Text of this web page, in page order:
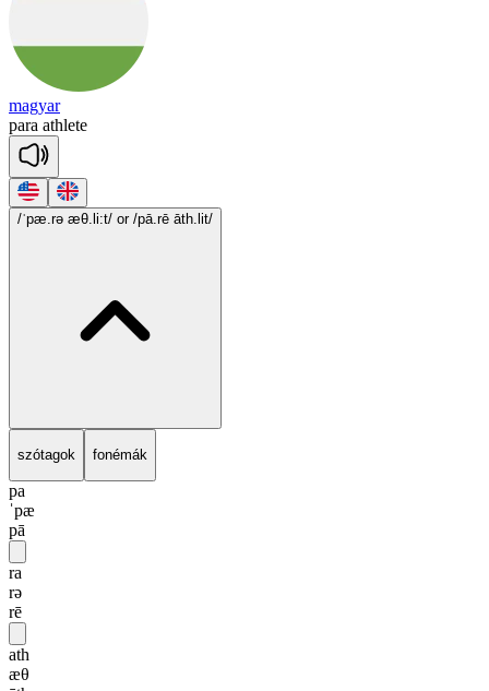
magyar
para athlete
/ˈpæ.rə æθ.li:t/ or /pā.rē āth.lit/
szótagok fonémák
pa
ˈpæ
pā
ra
rə
rē
ath
æθ